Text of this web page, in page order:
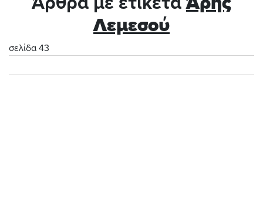
Λεμεσού
σελίδα 43